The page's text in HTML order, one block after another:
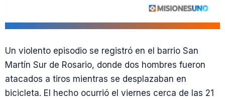
Un violento episodio se registró en el barrio San
Martín Sur de Rosario, donde dos hombres fueron
atacados a tiros mientras se desplazaban en
bicicleta. El hecho ocurrió el viernes cerca de las 21